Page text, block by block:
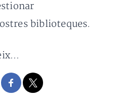
biblioteques.